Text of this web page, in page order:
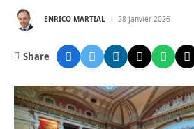
ENRICO MARTIAL 28 janvier 2026
Share